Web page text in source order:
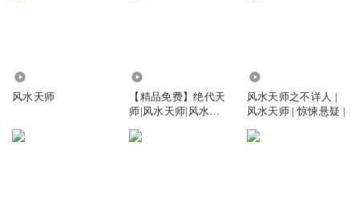
风水天师
【精品免费】绝代天
师|风水天师|风水秘
风水天师之不详人 |
风水天师 | 惊悚悬疑 |